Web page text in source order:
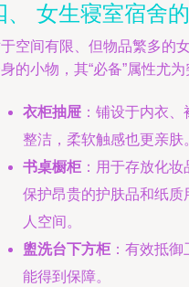
、 女生寝室宿舍
空间有限、但物品繁多的
的小物，其“必备”属性尤为
衣柜抽屉 ：铺设于内衣
整洁，柔软触感也更亲肤
书桌橱柜：用于存放化妆
保护昂贵的护肤品和纸
人空间。
盥洗台下方柜：有效抵御
能得到保障。